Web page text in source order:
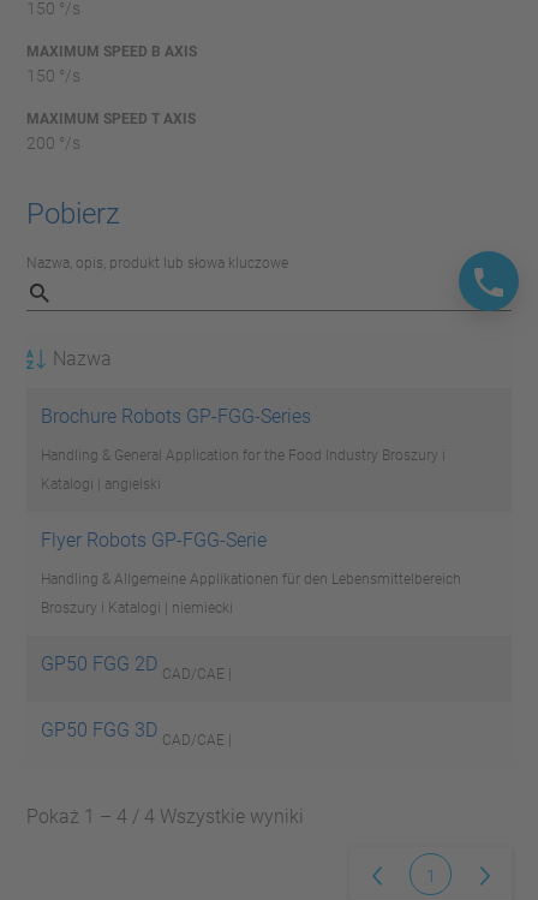
150 °/s
MAXIMUM SPEED B AXIS
150 °/s
MAXIMUM SPEED T AXIS
200 °/s
Pobierz
Nazwa, opis, produkt lub słowa kluczowe
Nazwa
Brochure Robots GP-FGG-Series
Handling & General Application for the Food Industry Broszury i
Katalogi | angielski
Flyer Robots GP-FGG-Serie
Handling & Allgemeine Applikationen für den Lebensmittelbereich
Broszury i Katalogi | niemiecki
GP50 FGG 2D CAD/CAE |
GP50 FGG 3D CAD/CAE |
Pokaż 1 – 4 / 4 Wszystkie wyniki
1